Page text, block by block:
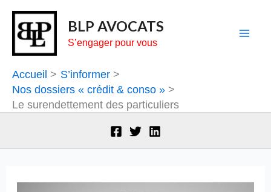
Aller
contenu
BLP AVOCATS
S’engager pour vous
Accueil
S’informer
Nos dossiers « crédit & conso »
Le surendettement des particuliers